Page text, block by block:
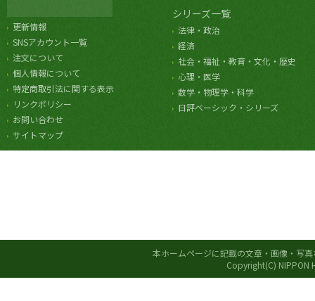
更新情報
SNSアカウント一覧
注文について
個人情報について
特定商取引法に関する表示
リンクポリシー
お問い合わせ
サイトマップ
シリーズ一覧
法律・政治
経済
社会・福祉・教育・文化・歴史
心理・医学
数学・物理学・科学
日評ベーシック・シリーズ
本ホームページに記載の文章・画像・写
Copyright(C) NIPPON